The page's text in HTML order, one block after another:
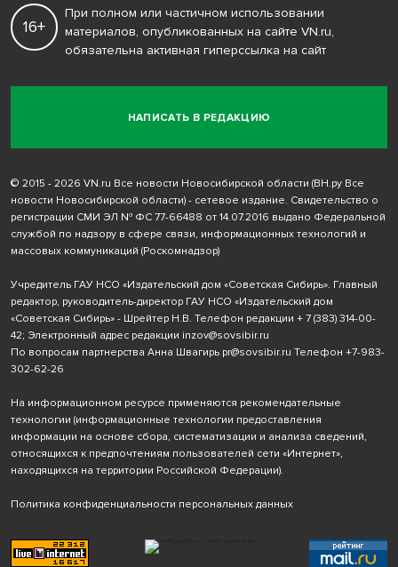
НАПИСАТЬ В РЕДАКЦИЮ
16+
При полном или частичном использовании
материалов, опубликованных на сайте VN.ru,
обязательна активная гиперссылка на сайт
© 2015 - 2026 VN.ru Все новости Новосибирской области (ВН.ру Все
новости Новосибирской области) - сетевое издание. Свидетельство о
регистрации СМИ ЭЛ № ФС 77-66488 от 14.07.2016 выдано Федеральной
службой по надзору в сфере связи, информационных технологий и
массовых коммуникаций (Роскомнадзор)
Учредитель ГАУ НСО «Издательский дом «Советская Сибирь». Главный
редактор, руководитель-директор ГАУ НСО «Издательский дом
«Советская Сибирь» - Шрейтер Н.В. Телефон редакции + 7 (383) 314-00-
42; Электронный адрес редакции inzov@sovsibir.ru
По вопросам партнерства Анна Швагирь pr@sovsibir.ru Телефон +7-983-
302-62-26
На информационном ресурсе применяются рекомендательные
технологии (информационные технологии предоставления
информации на основе сбора, систематизации и анализа сведений,
относящихся к предпочтениям пользователей сети «Интернет»,
находящихся на территории Российской Федерации).
Политика конфиденциальности персональных данных